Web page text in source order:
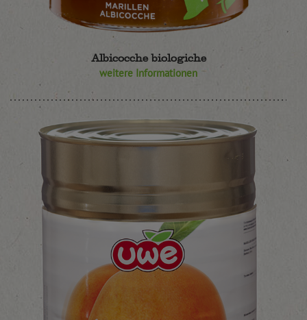
Albicocche biologiche
weitere Informationen